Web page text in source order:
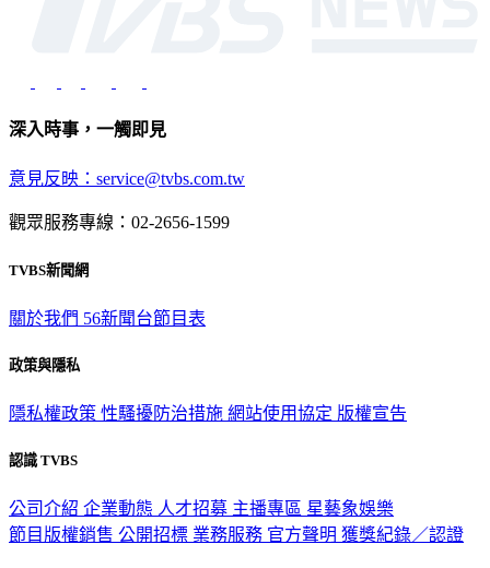
深入時事，一觸即見
意見反映：service@tvbs.com.tw
觀眾服務專線：02-2656-1599
TVBS新聞網
關於我們 56新聞台節目表
政策與隱私
隱私權政策 性騷擾防治措施 網站使用協定 版權宣告
認識 TVBS
公司介紹 企業動態 人才招募 主播專區 星藝象娛樂
節目版權銷售 公開招標 業務服務 官方聲明 獲獎紀錄／認證